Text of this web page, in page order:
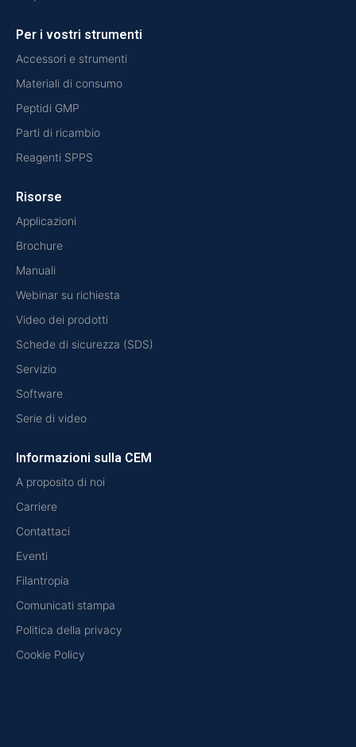
Per i vostri strumenti
Accessori e strumenti
Materiali di consumo
Peptidi GMP
Parti di ricambio
Reagenti SPPS
Risorse
Applicazioni
Brochure
Manuali
Webinar su richiesta
Video dei prodotti
Schede di sicurezza (SDS)
Servizio
Software
Serie di video
Informazioni sulla CEM
A proposito di noi
Carriere
Contattaci
Eventi
Filantropia
Comunicati stampa
Politica della privacy
Cookie Policy